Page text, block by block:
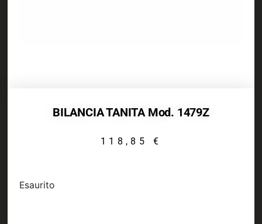
BILANCIA TANITA Mod. 1479Z
118,85 €
Esaurito